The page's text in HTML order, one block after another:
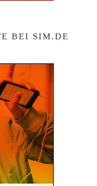
BEI SIM.DE